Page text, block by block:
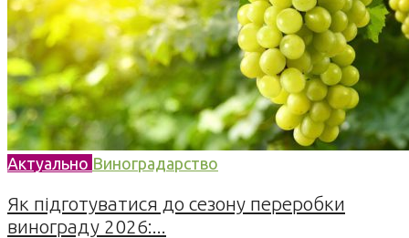
Актуально Виноградарство
Як підготуватися до сезону переробки
винограду 2026:...